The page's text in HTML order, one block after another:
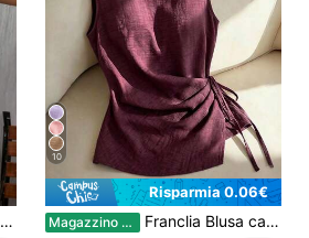
10
Risparmia 0.06€
Magazzino EU Franclia Blusa casual elegante da pendolare da donna senza maniche con texture in finta lino, laccetto frontale e pieghe